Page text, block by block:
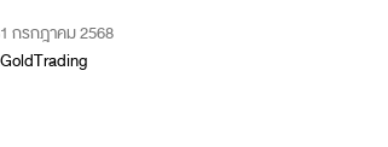
กรกฎาคม 2568